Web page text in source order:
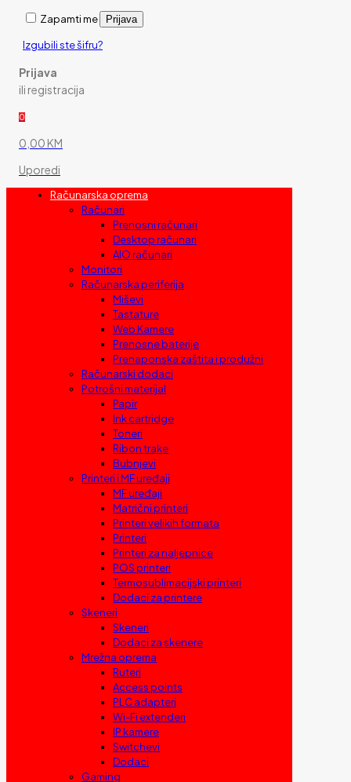
Zapamti me Prijava
Izgubili ste šifru?
Prijava
ili registracija
0
0,00 KM
Uporedi
Računarska oprema
Računari
Prenosni računari
Desktop računari
AIO računari
Monitori
Računarska periferija
Miševi
Tastature
Web Kamere
Prenosne baterije
Prenaponska zaštita i produžni
Računarski dodaci
Potrošni materijal
Papir
Ink cartridge
Toneri
Ribon trake
Bubnjevi
Printeri i MF uređaji
MF uređaji
Matrični printeri
Printeri velikih formata
Printeri
Printeri za naljepnice
POS printeri
Termosublimacijski printeri
Dodaci za printere
Skeneri
Skeneri
Dodaci za skenere
Mrežna oprema
Ruteri
Access points
PLC adapteri
Wi-Fi extenderi
IP kamere
Switchevi
Dodaci
Gaming